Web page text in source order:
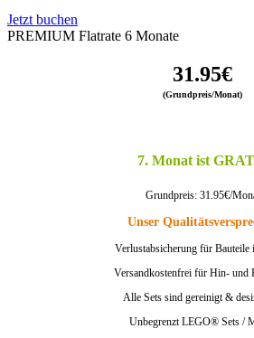
Jetzt buchen
PREMIUM Flatrate 6 Monate
31.95€
(Grundpreis/Monat)
7. Monat ist
Grundpreis: 31.95€/
Unser
Verlustabsicherung für Bauteile
Versandkostenfrei für Hin- und
Alle Sets sind gereinigt &
Unbegrenzt LEGO® Sets /